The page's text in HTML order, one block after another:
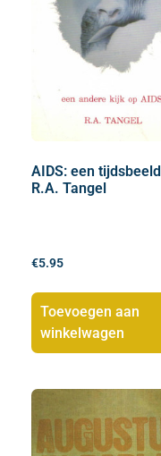
AIDS: een tijdsbeeld
R.A. Tangel
€5.95
Toevoegen aan
winkelwagen